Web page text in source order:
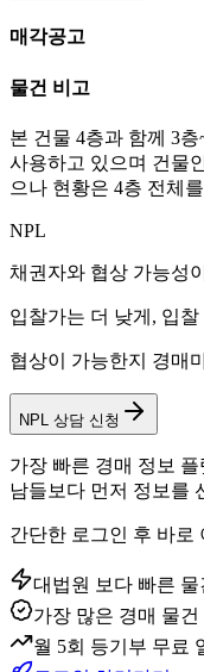
매각공고
물건 비고
본 건물 4층과 함께 3
사용하고 있으며 건물
으나 현황은 4층 전체
NPL
채권자와 협상 가능성
입찰가는 더 낮게, 입
협상이 가능한지 경매
NPL 상담 신청
가장 빠른 경매 정보
남들보다 먼저 정보를
간단한 로그인 후 바로
대법원 보다 빠른 물
가장 많은 경매 물건
월 5회 등기부 무료